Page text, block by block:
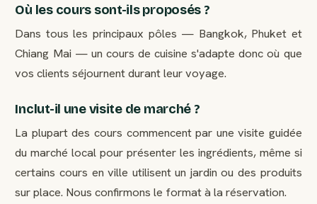
Où les cours sont-ils proposés ?
Dans tous les principaux pôles — Bangkok, Phuket et
Chiang Mai — un cours de cuisine s'adapte donc où que
vos clients séjournent durant leur voyage.
Inclut-il une visite de marché ?
La plupart des cours commencent par une visite guidée
du marché local pour présenter les ingrédients, même si
certains cours en ville utilisent un jardin ou des produits
sur place. Nous confirmons le format à la réservation.